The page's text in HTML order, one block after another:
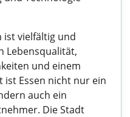
ist vielfältig und
Lebensqualität,
und einem
Essen nicht nur ein
auch ein
Die Stadt